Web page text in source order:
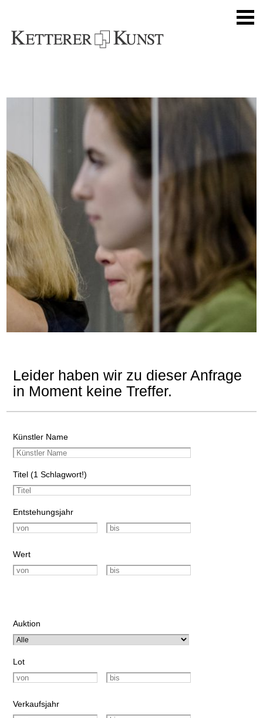
Leider haben wir zu dieser Anfrage
in Moment keine Treffer.
Künstler Name
Titel (1 Schlagwort!)
Entstehungsjahr
Wert
Auktion
Lot
Verkaufsjahr